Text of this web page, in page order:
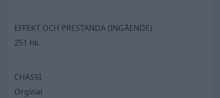
EFFEKT OCH PRESTANDA (INGÅENDE)
251 hk.
CHASSI
Orginal